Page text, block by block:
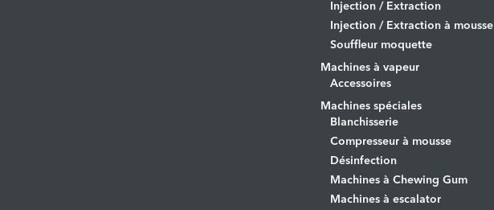
Injection / Extraction
Injection / Extraction à mousse
Souffleur moquette
Machines à vapeur
Accessoires
Machines spéciales
Blanchisserie
Compresseur à mousse
Désinfection
Machines à Chewing Gum
Machines à escalator